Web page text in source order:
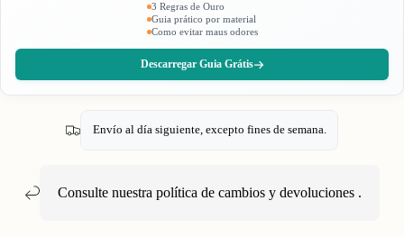
3 Regras de Ouro
Guia prático por material
Como evitar maus odores
Descarregar Guia Grátis
Envío al día siguiente, excepto fines de semana.
Consulte nuestra política de cambios y devoluciones.